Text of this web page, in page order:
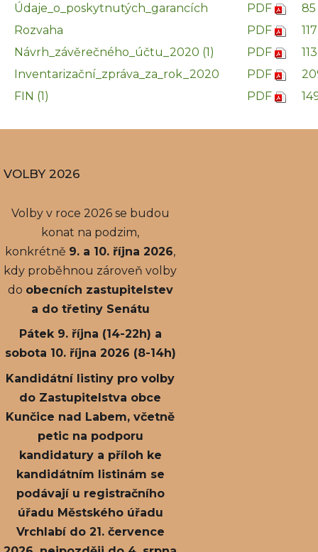
Údaje_o_poskytnutých_garancích
PDF
Rozvaha
PDF
Návrh_závěrečného_účtu_2020 (1)
PDF
Inventarizační_zpráva_za_rok_2020
PDF
FIN (1)
PDF
VOLBY 2026
Volby v roce 2026 se budou
konat na podzim,
konkrétně 9. a 10. října 2026,
kdy proběhnou zároveň volby
do obecních zastupitelstev
a do třetiny Senátu
Pátek 9. října (14-22h) a
sobota 10. října 2026 (8-14h)
Kandidátní listiny pro volby
do Zastupitelstva obce
Kunčice nad Labem, včetně
petic na podporu
kandidatury a příloh ke
kandidátním listinám se
podávají u registračního
úřadu Městského úřadu
Vrchlabí do 21. července